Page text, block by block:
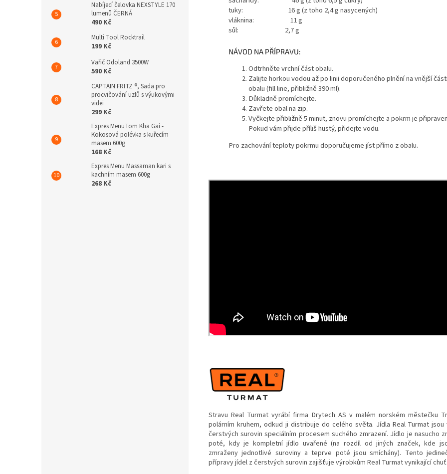
Nabíjecí čelovka NEXSTYLE 170
lumenů ČERNÁ
490 Kč
Multi Tool Rocktrail
199 Kč
Vařič Odoland 3500W
590 Kč
CAPTAIN FRITZ ®, Sada pro
procvičování uzlů s výukovými
videi
299 Kč
Expres MenuTom Kha Gai -
Kokosová polévka s kuřecím
masem 600g
168 Kč
Expres Menu Massaman kari s
kachním masem 600g
268 Kč
tuky: 16 g (z toho 2,4 g nasycených)
vláknina: 11 g
sůl: 2,7 g
NÁVOD NA PŘÍPRAVU:
Odtrhněte vrchní část obalu.
Zalijte horkou vodou až po linii doporučeného plnění na vnější
obalu (fill line, přibližně 390 ml).
Důkladně promíchejte.
Zavřete obal na zip.
Vyčkejte přibližně 5 minut, znovu promíchejte a pokrm je
Pokud vám přijde příliš hustý, přidejte vodu.
Pro zachování teploty pokrmu doporučujeme jíst přímo z obalu.
Stravu Real Turmat vyrábí firma Drytech AS v malém norském městečku
polárním kruhem, odkud ji distribuje do celého světa. Jídla Real Turmat jsou
čerstvých surovin speciálním procesem suchého zmrazení. Jídlo je nasucho
poté, kdy je kompletní jídlo uvařené (na rozdíl od jiných značek, kde
zmraženy jednotlivé suroviny a teprve poté jsou smíchány). Tento
přípravy jídel z čerstvých surovin zajišťuje výrobkům Real Turmat vynikající